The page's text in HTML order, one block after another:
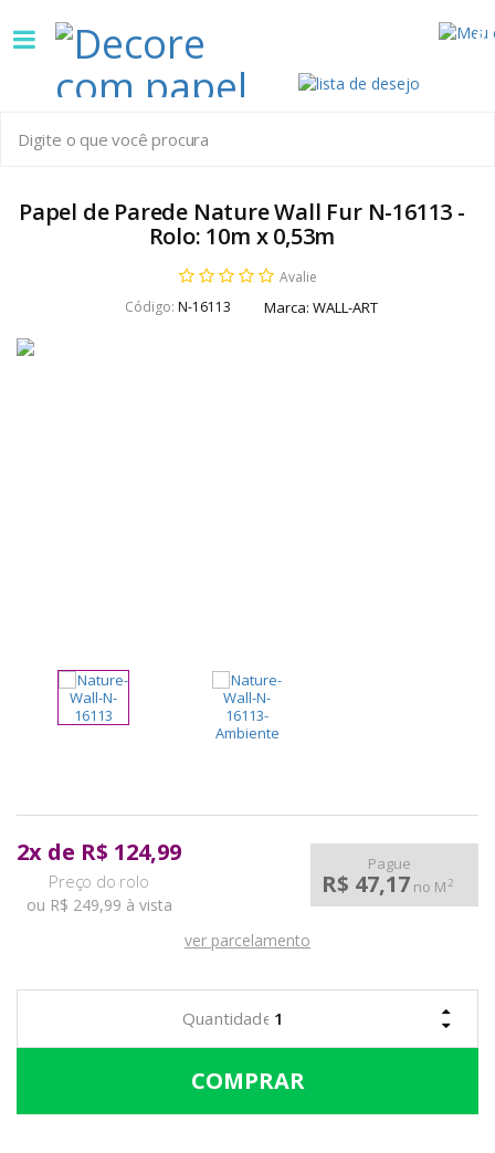
0
Decore
com
papel
pioneira
venda
Papel de Parede Nature Wall Fur N-16113 -
Rolo: 10m x 0,53m
Avalie
Código: N-16113 Marca: WALL-ART
2x de R$ 124,99
ou R$ 249,99 à vista
Pague
R$ 47,17 no M2
ver parcelamento